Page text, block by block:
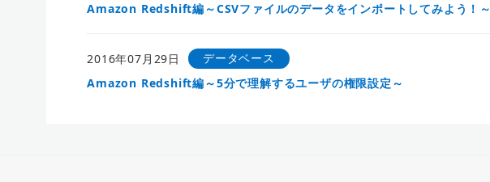
Amazon Redshift編～CSVファイルのデータをインポートしてみよう！～
2016年07月29日
データベース
Amazon Redshift編～5分で理解するユーザの権限設定～